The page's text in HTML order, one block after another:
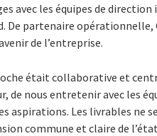
avec les équipes de
De partenaire opérationnelle,
de l’entreprise.
était collaborative et
de nous entretenir avec les
aspirations. Les livrables ne
commune et claire de